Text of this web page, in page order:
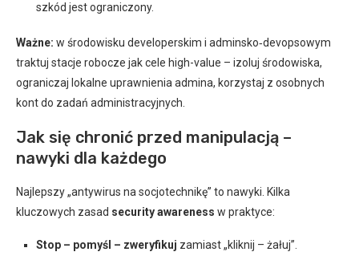
szkód jest ograniczony.
Ważne: w środowisku developerskim i adminsko‑devopsowym
traktuj stacje robocze jak cele high-value – izoluj środowiska,
ograniczaj lokalne uprawnienia admina, korzystaj z osobnych
kont do zadań administracyjnych.
Jak się chronić przed manipulacją –
nawyki dla każdego
Najlepszy „antywirus na socjotechnikę” to nawyki. Kilka
kluczowych zasad security awareness w praktyce:
Stop – pomyśl – zweryfikuj zamiast „kliknij – żałuj”.